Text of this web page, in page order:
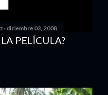
diciembre 03, 2008
PELÍCULA?